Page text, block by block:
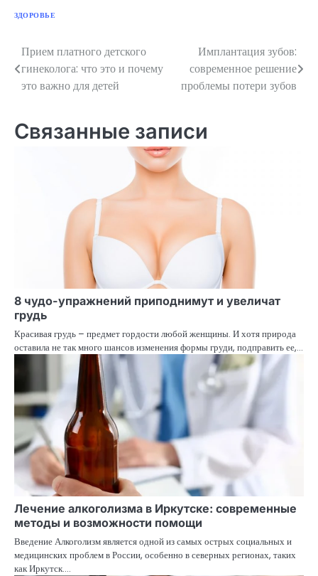
ЗДОРОВЬЕ
Навигация
по
Прием платного детского
гинеколога: что это и почему
это важно для детей
Имплантация зубов:
современное решение
проблемы потери зубов
Связанные записи
8 чудо-упражнений приподнимут и увеличат
грудь
Красивая грудь – предмет гордости любой женщины. И хотя природа
оставила не так много шансов изменения формы груди, подправить ее,…
Лечение алкоголизма в Иркутске: современные
методы и возможности помощи
Введение Алкоголизм является одной из самых острых социальных и
медицинских проблем в России, особенно в северных регионах, таких
как Иркутск.…